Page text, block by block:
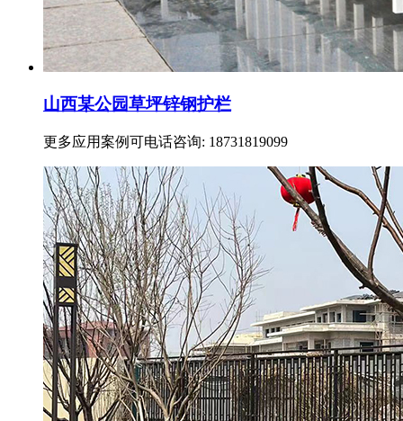
山西某公园草坪锌钢护栏
更多应用案例可电话咨询: 18731819099